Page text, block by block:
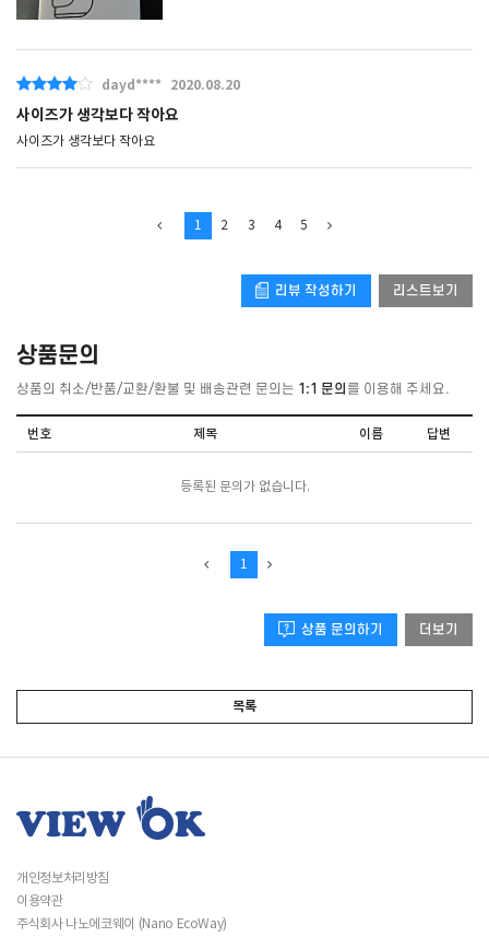
dayd**** 2020.08.20
사이즈가 생각보다 작아요
사이즈가 생각보다 작아요
1 2 3 4 5
리뷰 작성하기 리스트보기
상품문의
상품의 취소/반품/교환/환불 및 배송관련 문의는 1:1 문의 를 이용해 주세요.
번호 제목 이름 답변
등록된 문의가 없습니다.
1
상품 문의하기 더보기
목록
개인정보처리방침
이용약관
주식회사 나노에코웨이 (Nano EcoWay)